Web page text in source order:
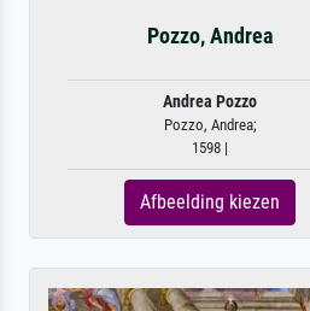
Pozzo, Andrea
Andrea Pozzo
Pozzo, Andrea;
1598 |
Afbeelding kiezen